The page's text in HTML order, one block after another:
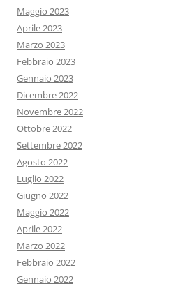
Maggio 2023
Aprile 2023
Marzo 2023
Febbraio 2023
Gennaio 2023
Dicembre 2022
Novembre 2022
Ottobre 2022
Settembre 2022
Agosto 2022
Luglio 2022
Giugno 2022
Maggio 2022
Aprile 2022
Marzo 2022
Febbraio 2022
Gennaio 2022